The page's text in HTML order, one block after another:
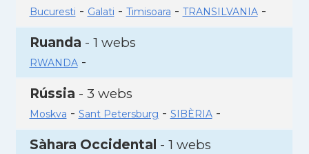
Bucuresti - Galati - Timisoara - TRANSILVANIA-
Ruanda - 1 webs
RWANDA-
Rússia - 3 webs
Moskva - Sant Petersburg - SIBÈRIA-
Sàhara Occidental - 1 webs